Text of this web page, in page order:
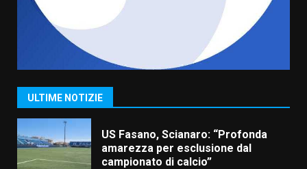
ULTIME NOTIZIE
6 Agosto 2026 06:15
1
“I Contestatori: Musica di
Rivoluzione”: nuovo
appuntamento con “Fasano in
US Fasano, Scianaro: “Profonda
amarezza per esclusione dal
campionato di calcio”